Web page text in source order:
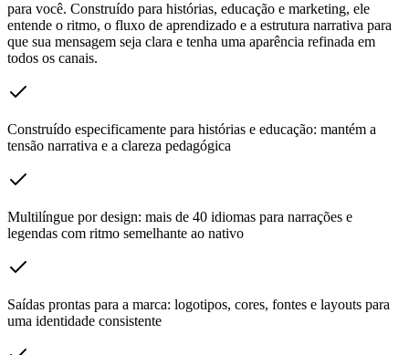
para você. Construído para histórias, educação e marketing, ele
entende o ritmo, o fluxo de aprendizado e a estrutura narrativa para
que sua mensagem seja clara e tenha uma aparência refinada em
todos os canais.
Construído especificamente para histórias e educação: mantém a
tensão narrativa e a clareza pedagógica
Multilíngue por design: mais de 40 idiomas para narrações e
legendas com ritmo semelhante ao nativo
Saídas prontas para a marca: logotipos, cores, fontes e layouts para
uma identidade consistente